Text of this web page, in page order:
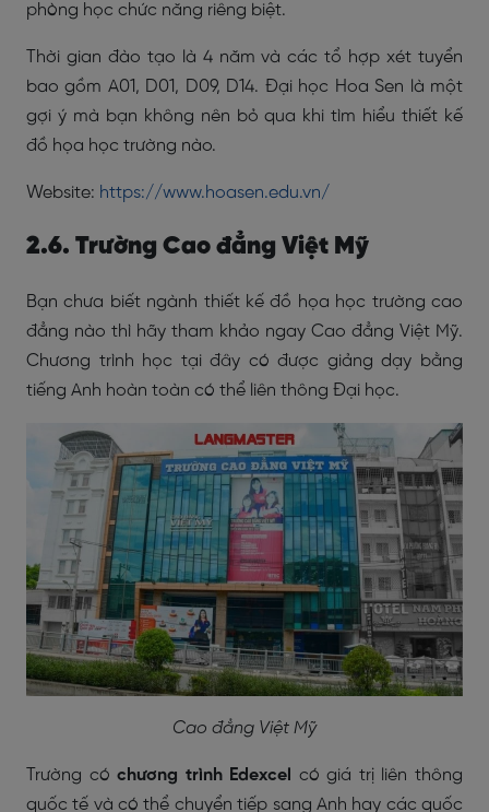
phòng học chức năng riêng biệt.
Thời gian đào tạo là 4 năm và các tổ hợp xét tuyển
bao gồm A01, D01, D09, D14. Đại học Hoa Sen là một
gợi ý mà bạn không nên bỏ qua khi tìm hiểu thiết kế
đồ họa học trường nào.
Website: https://www.hoasen.edu.vn/
2.6. Trường Cao đẳng Việt Mỹ
Bạn chưa biết ngành thiết kế đồ họa học trường cao
đẳng nào thì hãy tham khảo ngay Cao đẳng Việt Mỹ.
Chương trình học tại đây có được giảng dạy bằng
tiếng Anh hoàn toàn có thể liên thông Đại học.
Cao đẳng Việt Mỹ
Trường cóchương trình Edexcel
có giá trị liên thông
quốc tế và có thể chuyển tiếp sang Anh hay các quốc